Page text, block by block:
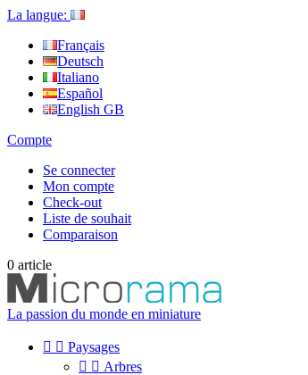
La langue:
Français
Deutsch
Italiano
Español
English GB
Compte
Se connecter
Mon compte
Check-out
Liste de souhait
Comparaison
0 article
La passion du monde en miniature
  Paysages
  Arbres